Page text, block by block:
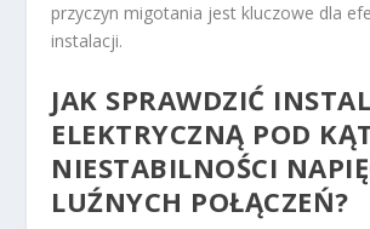
przyczyn migotania jest kluczowe dla
instalacji.
JAK SPRAWDZIĆ
ELEKTRYCZNĄ POD
NIESTABILNOŚCI
LUŹNYCH POŁĄCZEŃ?